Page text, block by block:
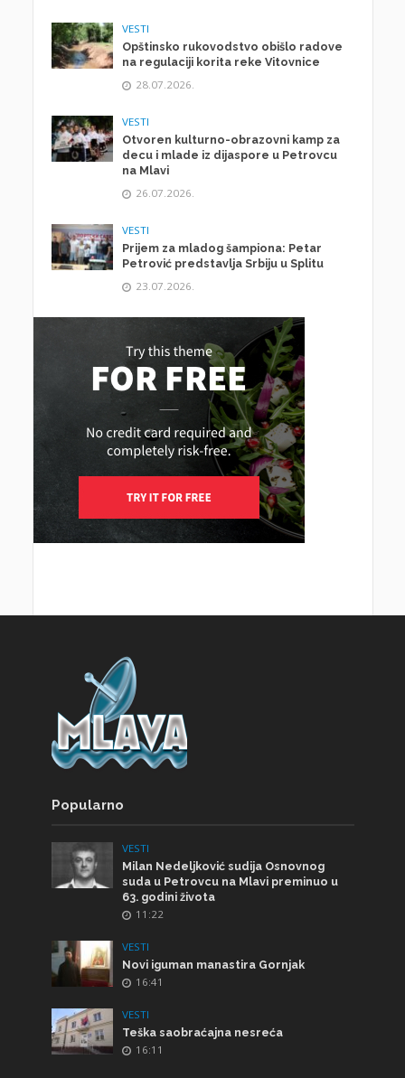
VESTI
Opštinsko rukovodstvo obišlo radove
na regulaciji korita reke Vitovnice
28.07.2026.
VESTI
Otvoren kulturno-obrazovni kamp za
decu i mlade iz dijaspore u Petrovcu
na Mlavi
26.07.2026.
VESTI
Prijem za mladog šampiona: Petar
Petrović predstavlja Srbiju u Splitu
23.07.2026.
Popularno
VESTI
Milan Nedeljković sudija Osnovnog
suda u Petrovcu na Mlavi preminuo u
63. godini života
11:22
VESTI
Novi iguman manastira Gornjak
16:41
VESTI
Teška saobraćajna nesreća
16:11